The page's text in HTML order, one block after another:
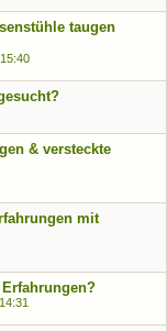
taugen
& versteckte
mit